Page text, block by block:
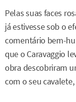
Pelas suas faces
já estivesse sob o
comentário bem-
que o Caravaggio
obra descobriram
com o seu